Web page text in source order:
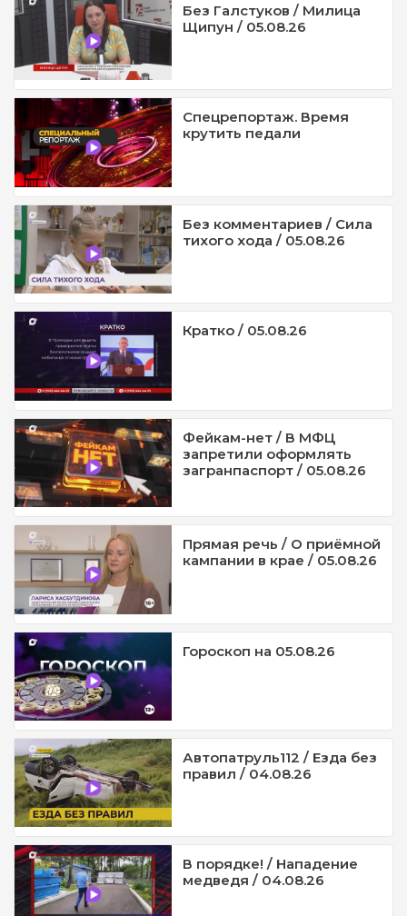
Без Галстуков / Милица
Щипун / 05.08.26
Спецрепортаж. Время
крутить педали
Без комментариев / Сила
тихого хода / 05.08.26
Кратко / 05.08.26
Фейкам-нет / В МФЦ
запретили оформлять
загранпаспорт / 05.08.26
Прямая речь / О приёмной
кампании в крае / 05.08.26
Гороскоп на 05.08.26
Автопатруль112 / Езда без
правил / 04.08.26
В порядке! / Нападение
медведя / 04.08.26